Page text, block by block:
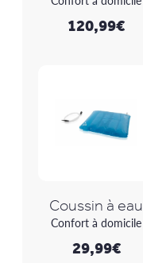
120,99€
Coussin à eau
Confort à domicile
29,99€